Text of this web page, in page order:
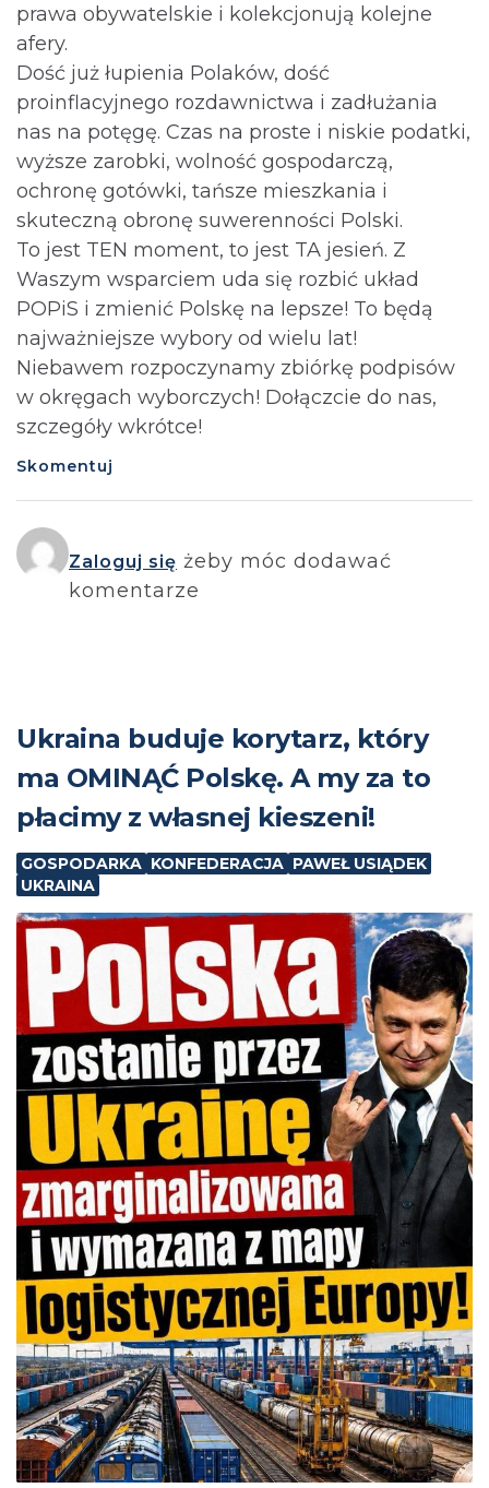
prawa obywatelskie i kolekcjonują kolejne
afery.
Dość już łupienia Polaków, dość
proinflacyjnego rozdawnictwa i zadłużania
nas na potęgę. Czas na proste i niskie podatki,
wyższe zarobki, wolność gospodarczą,
ochronę gotówki, tańsze mieszkania i
skuteczną obronę suwerenności Polski.
To jest TEN moment, to jest TA jesień. Z
Waszym wsparciem uda się rozbić układ
POPiS i zmienić Polskę na lepsze! To będą
najważniejsze wybory od wielu lat!
Niebawem rozpoczynamy zbiórkę podpisów
w okręgach wyborczych! Dołączcie do nas,
szczegóły wkrótce!
Skomentuj
Zaloguj się żeby móc dodawać
komentarze
Ukraina buduje korytarz, który
ma OMINĄĆ Polskę. A my za to
płacimy z własnej kieszeni!
GOSPODARKA KONFEDERACJA PAWEŁ USIĄDEK
UKRAINA